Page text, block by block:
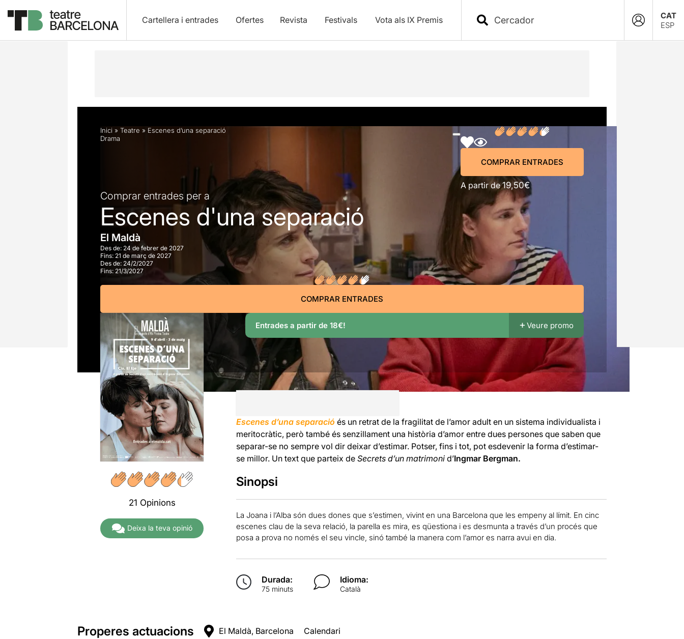
Cartellera i entrades Ofertes Revista Festivals Vota als IX Premis
CAT
ESP
Descripció Horaris Fitxa artística Fotos i vídeos Opinions Info pràctica Articles COMPRAR ENTRADES
Inici » Teatre » Escenes d’una separació
Drama
A partir de19,50€
COMPRAR ENTRADES
Comprar entrades per a
Escenes d'una separació
El Maldà
Des de: 24 de febrer de 2027
Fins: 21 de març de 2027
Des de: 24/2/2027
Fins: 21/3/2027
COMPRAR ENTRADES
21 Opinions
Deixa la teva opinió
Entrades a partir de 18€! Veure promo
Escenes d’una separació és un retrat de la fragilitat de l’amor adult en un sistema individualista i
meritocràtic, però també és senzillament una història d’amor entre dues persones que saben que
separar-se no sempre vol dir deixar d’estimar. Potser, fins i tot, pot esdevenir la forma d’estimar-
se millor. Un text que parteix de Secrets d’un matrimonid’Ingmar Bergman.
Sinopsi
La Joana i l’Alba són dues dones que s’estimen, vivint en una Barcelona que les empeny al límit. En cinc
escenes clau de la seva relació, la parella es mira, es qüestiona i es desmunta a través d’un procés que
posa a prova no només el seu vincle, sinó també la manera com l’amor es narra avui en dia.
Durada:
75 minuts
Idioma:
Català
Properes actuacions El Maldà, Barcelona Calendari